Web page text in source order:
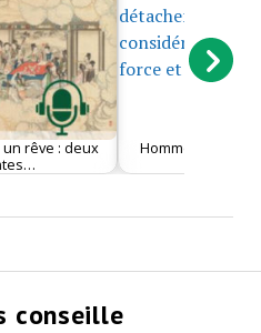
un rêve : deux
Homme -
conseille